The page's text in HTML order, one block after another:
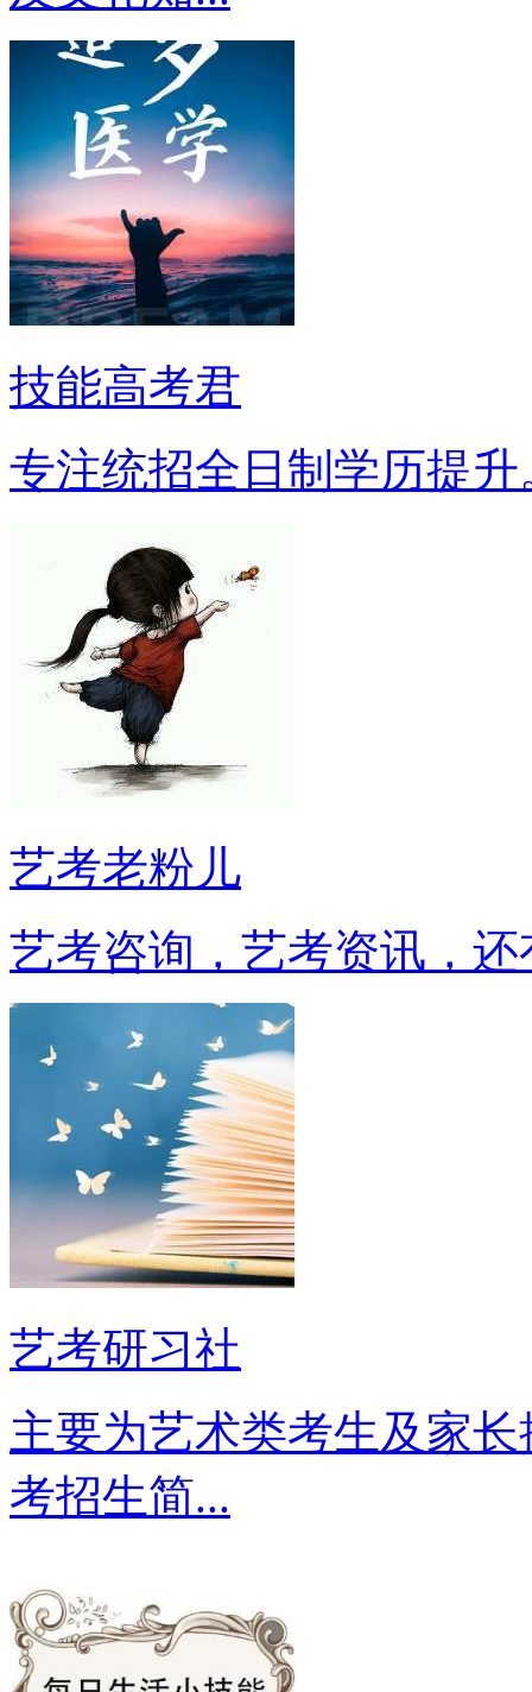
技能高考君
专注统招全日制学历提升
艺考老粉儿
艺考咨询，艺考资讯，
艺考研习社
主要为艺术类考生及家
考招生简...